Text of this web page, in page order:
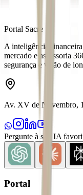
Portal Sacre
A inteligência
mercado e assessoria
segurança e visão de
Av. XV de Novembro,
Pergunte à sua IA
Portal